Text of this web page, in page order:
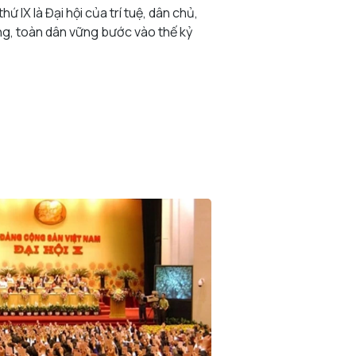
IX là Đại hội của trí tuệ, dân chủ,
toàn dân vững bước vào thế kỷ